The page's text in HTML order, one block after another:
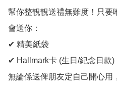
幫你整靚靚送禮無難度！只要
會送你：
✔ 精美紙袋
✔ Hallmark卡 (生日/紀念日款)
無論係送俾朋友定自己開心用